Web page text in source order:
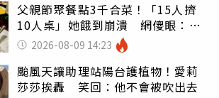
父親節聚餐點3千合菜！「15人擠
10人桌」她餓到崩潰 網傻眼：讓
店家看笑話
2026-08-09 14:23
颱風天讓助理站陽台護植物！愛莉
莎莎挨轟 笑回：他不會被吹出去